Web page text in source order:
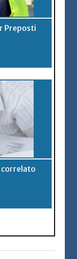
Preposti
correlato